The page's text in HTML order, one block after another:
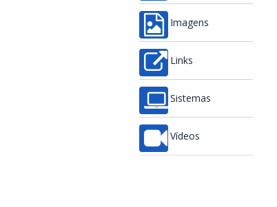
Imagens
Links
Sistemas
Vídeos